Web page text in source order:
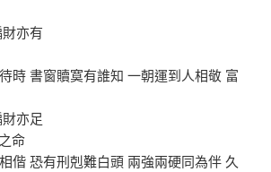
亦有
時 書窗贖寞有誰知 一朝運到人相敬 富
亦足
命
偕 恐有刑剋難白頭 兩強兩硬同為伴 久